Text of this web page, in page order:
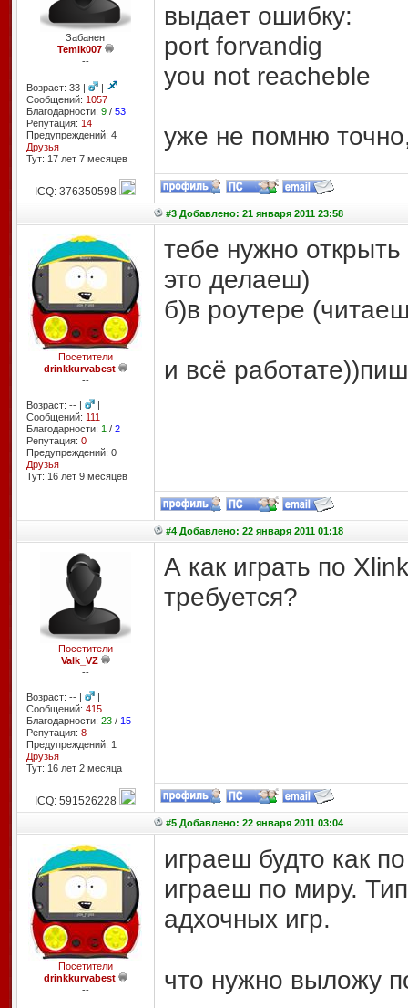
Забанен
Temik007
--
Возраст: 33 |
|
Сообщений: 1057
Благодарности: 9/ 53
Репутация: 14
Предупреждений: 4
Друзья
Тут: 17 лет 7 месяцев
выдает ошибку:
port forvandig
you not reacheble
уже не помню
ICQ: 376350598
#3 Добавлено: 21 января 2011 23:58
Посетители
drinkkurvabest
--
Возраст: -- |
|
Сообщений: 111
Благодарности: 1 / 2
Репутация: 0
Предупреждений: 0
Друзья
Тут: 16 лет 9 месяцев
тебе нужно
это делаеш)
б)в роутере
и всё
#4 Добавлено: 22 января 2011 01:18
Посетители
Valk_VZ
--
Возраст: -- |
|
Сообщений: 415
Благодарности: 23/ 15
Репутация: 8
Предупреждений: 1
Друзья
Тут: 16 лет 2 месяцa
А как играть по
требуется?
ICQ: 591526228
#5 Добавлено: 22 января 2011 03:04
Посетители
drinkkurvabest
--
играеш будто как
играеш по миру.
адхочных игр.
что нужно выложу